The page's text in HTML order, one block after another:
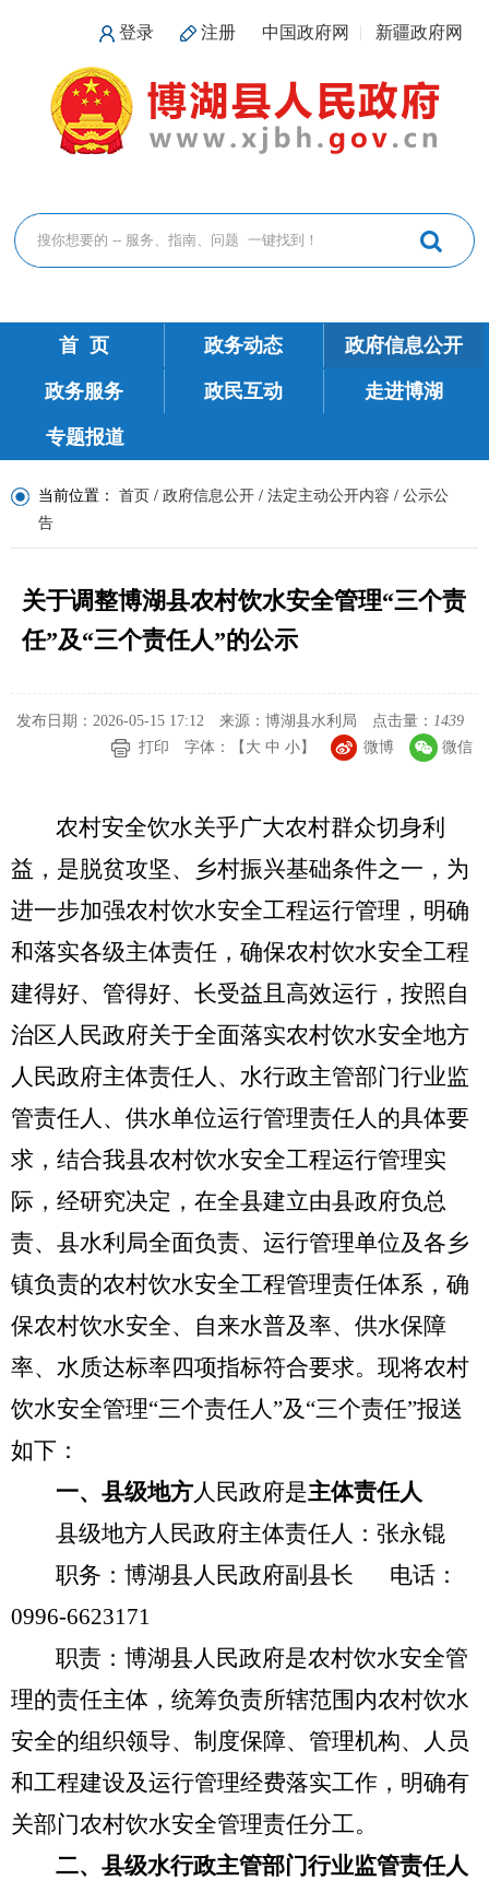
登录 注册 中国政府网 新疆政府网
首 页 政务动态 政府信息公开
政务服务 政民互动 走进博湖
专题报道
当前位置： 首页 / 政府信息公开 / 法定主动公开内容 / 公示公
告
关于调整博湖县农村饮水安全管理“三个责
任”及“三个责任人”的公示
发布日期：2026-05-15 17:12 来源：博湖县水利局 点击量： 1439
打印
字体：【 大 中 小】 微博 微信
农村安全饮水关乎广大农村群众切身利
益，是脱贫攻坚、乡村振兴基础条件之一，为
进一步加强农村饮水安全工程运行管理，明确
和落实各级主体责任，确保农村饮水安全工程
建得好、管得好、长受益且高效运行，按照自
治区人民政府关于全面落实农村饮水安全地方
人民政府主体责任人、水行政主管部门行业监
管责任人、供水单位运行管理责任人的具体要
求，结合我县农村饮水安全工程运行管理实
际，经研究决定，在全县建立由县政府负总
责、县水利局全面负责、运行管理单位及各乡
镇负责的农村饮水安全工程管理责任体系，确
保农村饮水安全、自来水普及率、供水保障
率、水质达标率四项指标符合要求。现将农村
饮水安全管理“三个责任人”及 “三个责任”报送
如下：
一、县级地方人民政府是主体责任人
县级地方人民政府主体责任人：张永锟
职务：博湖县人民政府副县长
电话：
0996-6623171
职责：博湖县人民政府是农村饮水安全管
理的责任主体，统筹负责所辖范围内农村饮水
安全的组织领导、制度保障、管理机构、人员
和工程建设及运行管理经费落实工作，明确有
关部门农村饮水安全管理责任分工。
二、县级水行政主管部门行业监管责任人